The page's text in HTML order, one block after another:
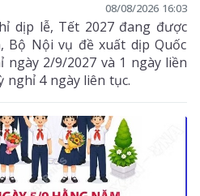
08/08/2026 16:03
dịp lễ, Tết 2027 đang được
Bộ Nội vụ đề xuất dịp Quốc
ngày 2/9/2027 và 1 ngày liền
nghỉ 4 ngày liên tục.